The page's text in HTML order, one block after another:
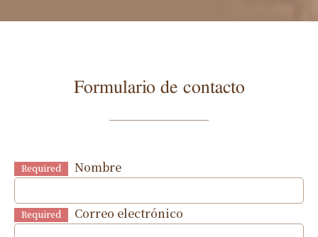
Formulario de contacto
Required Nombre
Required Correo electrónico